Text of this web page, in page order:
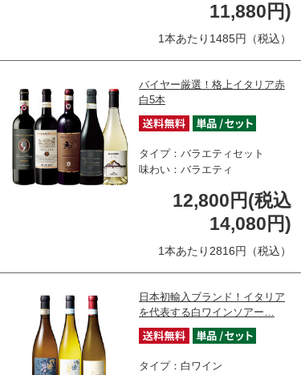
11,880円)
1本あたり1485円（税込）
バイヤー厳選！格上イタリア赤
白5本
タイプ：バラエティセット
味わい：バラエティ
12,800円(税込
14,080円)
1本あたり2816円（税込）
日本初輸入ブランド！イタリア
を代表する白ワインソアー…
タイプ：白ワイン